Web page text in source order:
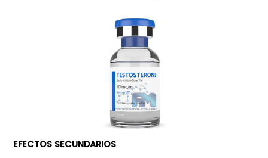
EFECTOS SECUNDARIOS